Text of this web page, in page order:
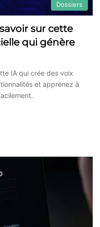
Dossiers
sur cette
qui génère
IA qui crée des voix
et apprenez à